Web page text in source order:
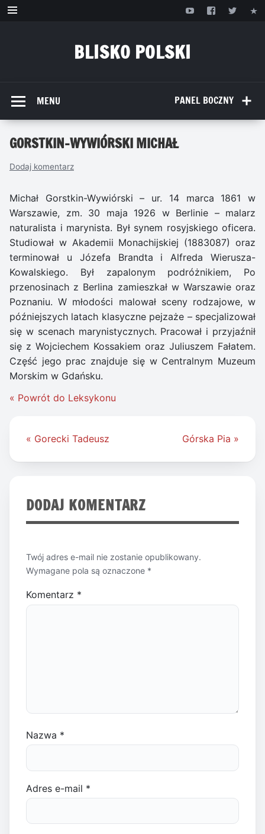
Przejdź
BLISKO POLSKI
PANEL BOCZNY
MENU
GORSTKIN-WYWIÓRSKI MICHAŁ
Dodaj komentarz
Michał Gorstkin-Wywiórski – ur. 14 marca 1861 w
Warszawie, zm. 30 maja 1926 w Berlinie – malarz
naturalista i marynista. Był synem rosyjskiego oficera.
Studiował w Akademii Monachijskiej (1883087) oraz
terminował u Józefa Brandta i Alfreda Wierusza-
Kowalskiego. Był zapalonym podróżnikiem, Po
przenosinach z Berlina zamieszkał w Warszawie oraz
Poznaniu. W młodości malował sceny rodzajowe, w
późniejszych latach klasyczne pejzaże – specjalizował
się w scenach marynistycznych. Pracował i przyjaźnił
się z Wojciechem Kossakiem oraz Juliuszem Fałatem.
Część jego prac znajduje się w Centralnym Muzeum
Morskim w Gdańsku.
« Powrót do Leksykonu
Nawigacja
« Gorecki Tadeusz Górska Pia »
DODAJ KOMENTARZ
Twój adres e-mail nie zostanie opublikowany.
Wymagane pola są oznaczone *
Komentarz *
Nazwa *
Adres e-mail *